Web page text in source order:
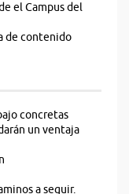
el Campus del
de contenido
concretas
un ventaja
a seguir.